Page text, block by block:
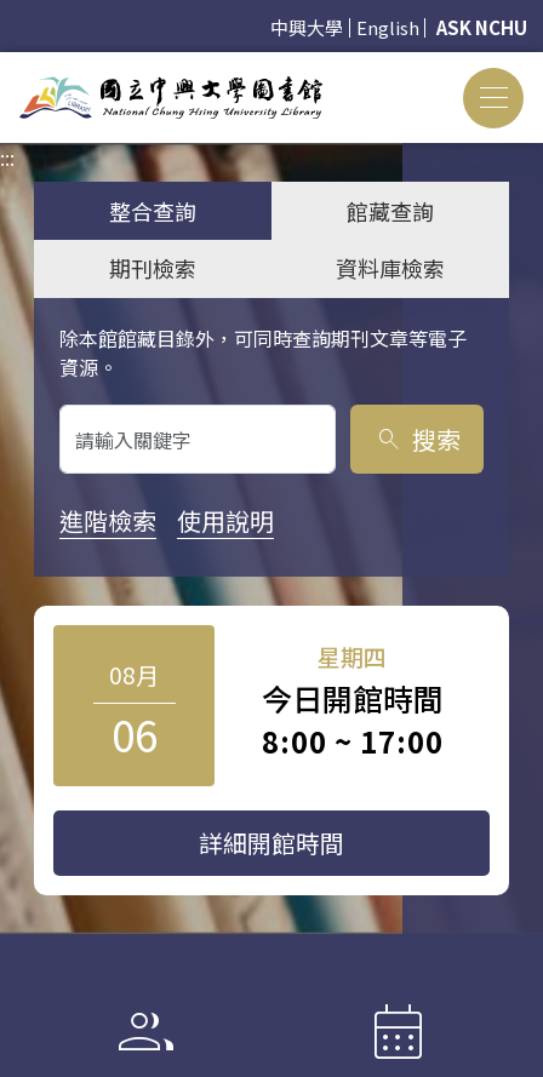
中興大學 English ASK NCHU
:::
整合查詢
館藏查詢
期刊檢索
資料庫檢索
除本館館藏目錄外，可同時查詢期刊文章等電子
資源。
關鍵字搜尋
search 搜索
進階檢索 使用說明
08月
06
星期四
今日開館時間
8:00 ~ 17:00
詳細開館時間
group calendar_month